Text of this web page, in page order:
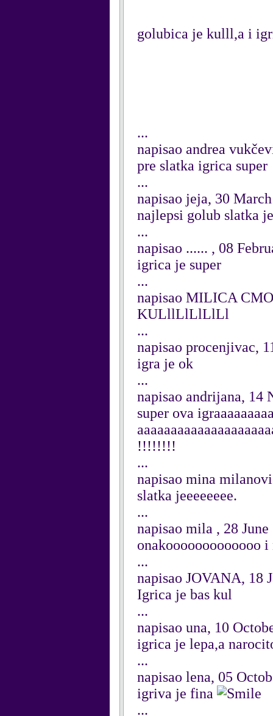
golubica je kulll,a i
...
napisao andrea
pre slatka igrica super
...
napisao jeja, 30
najlepsi golub slatka
...
napisao ...... , 08
igrica je super
...
napisao MILICA
KULllLlLlLlLl
...
napisao procenjivac,
igra je ok
...
napisao andrijana, 14
super ova
!!!!!!!!
...
napisao mina
slatka jeeeeeeee.
...
napisao mila , 28 June
onakooooooooooooo
...
napisao JOVANA, 18
Igrica je bas kul
...
napisao una, 10
igrica je lepa,a
...
napisao lena, 05
igriva je fina
...